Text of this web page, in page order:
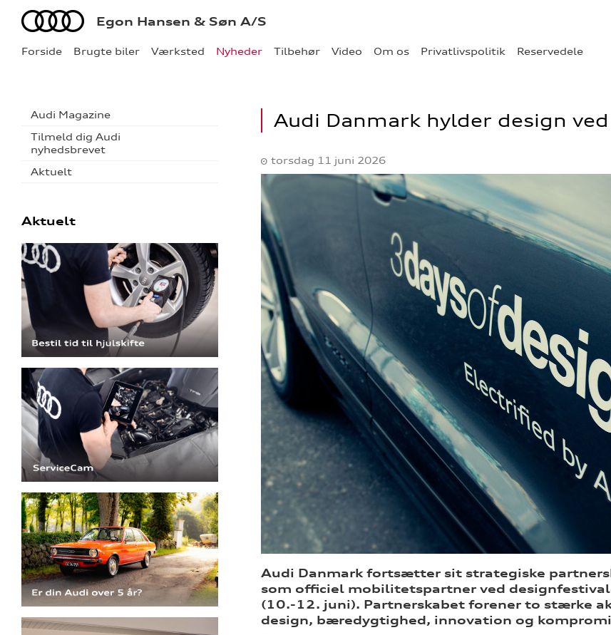
Forside Brugte biler Værksted Nyheder Tilbehør Video Om os Privatlivspolitik Reservedele
Audi Egon Hansen & Søn A/S
Audi Magazine
Tilmeld dig Audi
nyhedsbrevet
Aktuelt
Aktuelt
Audi Danmark hylder design
torsdag 11 juni 2026
Audi Danmark fortsætter sit strategiske
som officiel mobilitetspartner ved
(10.-12. juni). Partnerskabet forener to stærke
design, bæredygtighed, innovation og